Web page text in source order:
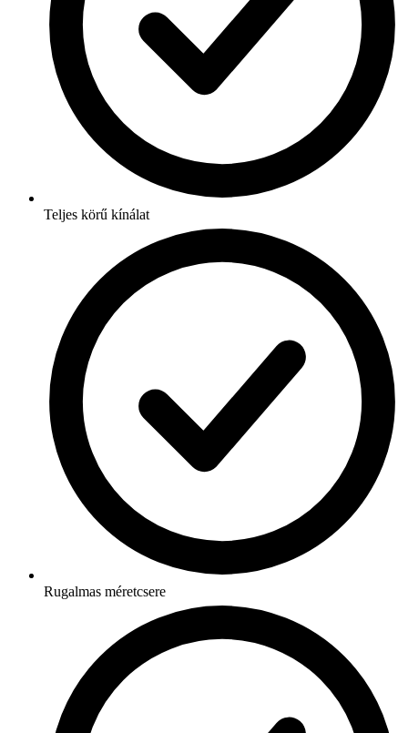
Teljes körű kínálat
Rugalmas méretcsere